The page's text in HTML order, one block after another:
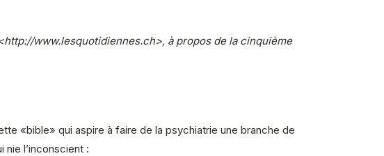
http://www.lesquotidiennes.ch>, à propos de la cinquième
«bible» qui aspire à faire de la psychiatrie une branche de
l’inconscient :